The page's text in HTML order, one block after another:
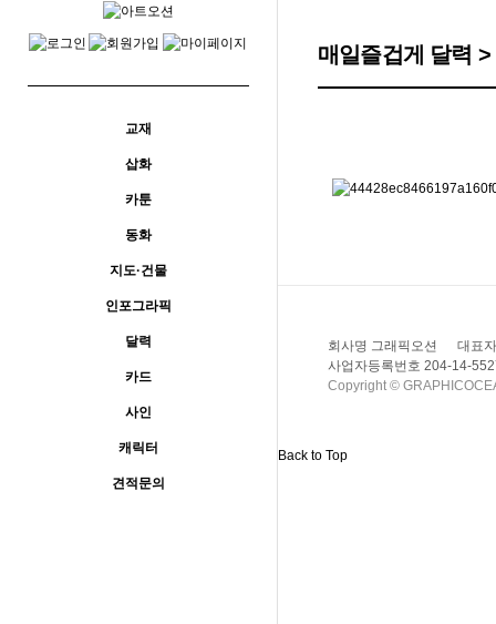
교재
삽화
카툰
동화
지도·건물
인포그라픽
달력
카드
사인
캐릭터
견적문의
매일즐겁게 달력 >
회사명 그래픽오션
대표
사업자등록번호 204-14-
Copyright ©
Back to Top